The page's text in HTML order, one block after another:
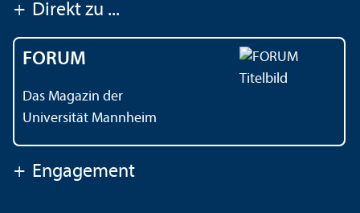
+ Direkt zu ...
FORUM
Das Magazin der
Universität Mannheim
+ Engagement